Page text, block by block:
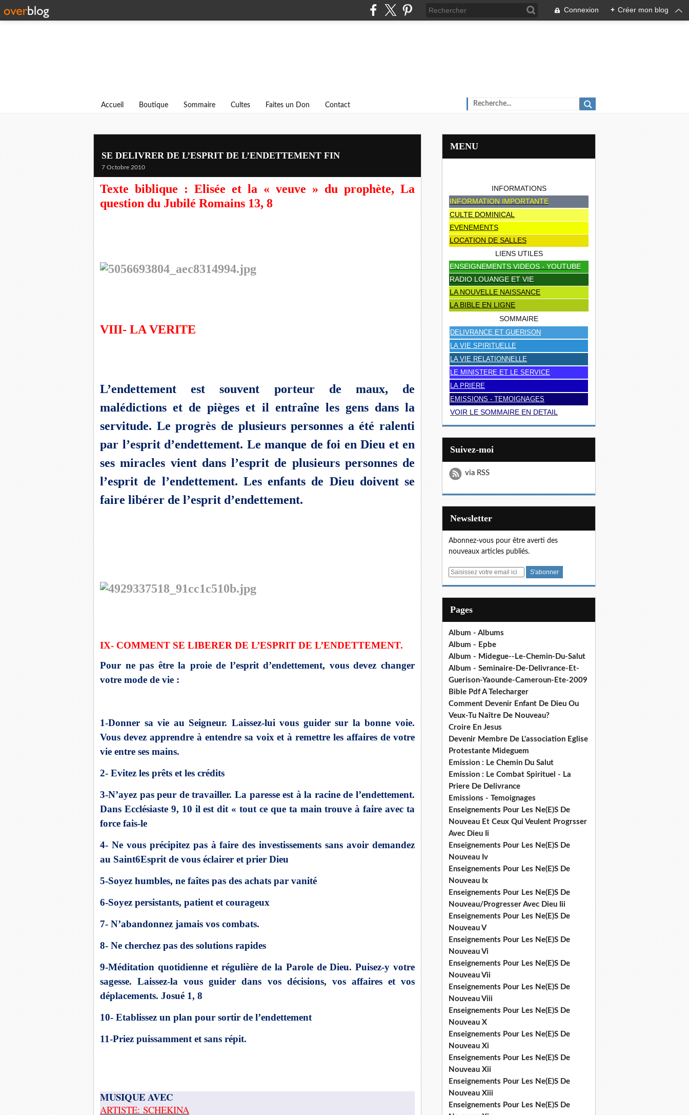
Connexion + Créer mon blog
Accueil Boutique Sommaire Cultes Faites un Don Contact
SE DELIVRER DE L’ESPRIT DE L’ENDETTEMENT FIN
7 Octobre 2010
Texte biblique : Elisée et la « veuve » du prophète, La
question du Jubilé Romains 13, 8
VIII- LA VERITE
L’endettement est souvent porteur de maux, de
malédictions et de pièges et il entraîne les gens dans la
servitude. Le progrès de plusieurs personnes a été ralenti
par l’esprit d’endettement. Le manque de foi en Dieu et en
ses miracles vient dans l’esprit de plusieurs personnes de
l’esprit de l’endettement. Les enfants de Dieu doivent se
faire libérer de l’esprit d’endettement.
IX- COMMENT SE LIBERER DE L’ESPRIT DE L’ENDETTEMENT.
Pour ne pas être la proie de l’esprit d’endettement, vous devez changer
votre mode de vie :
1-Donner sa vie au Seigneur. Laissez-lui vous guider sur la bonne voie.
Vous devez apprendre à entendre sa voix et à remettre les affaires de votre
vie entre ses mains.
2- Evitez les prêts et les crédits
3-N’ayez pas peur de travailler. La paresse est à la racine de l’endettement.
Dans Ecclésiaste 9, 10 il est dit « tout ce que ta main trouve à faire avec ta
force fais-le
4- Ne vous précipitez pas à faire des investissements sans avoir demandez
au Saint6Esprit de vous éclairer et prier Dieu
5-Soyez humbles, ne faîtes pas des achats par vanité
6-Soyez persistants, patient et courageux
7- N’abandonnez jamais vos combats.
8- Ne cherchez pas des solutions rapides
9-Méditation quotidienne et régulière de la Parole de Dieu. Puisez-y votre
sagesse. Laissez-la vous guider dans vos décisions, vos affaires et vos
déplacements. Josué 1, 8
10- Etablissez un plan pour sortir de l’endettement
11-Priez puissamment et sans répit.
MUSIQUE AVEC
ARTISTE: SCHEKINA
MENU
INFORMATIONS
INFORMATION IMPORTANTE
CULTE DOMINICAL
EVENEMENTS
LOCATION DE SALLES
LIENS UTILES
ENSEIGNEMENTS VIDEOS - YOUTUBE
RADIO LOUANGE ET VIE
LA NOUVELLE NAISSANCE
LA BIBLE EN LIGNE
SOMMAIRE
DELIVRANCE ET GUERISON
LA VIE SPIRITUELLE
LA VIE RELATIONNELLE
LE MINISTERE ET LE SERVICE
LA PRIERE
EMISSIONS - TEMOIGNAGES
VOIR LE SOMMAIRE EN DETAIL
Suivez-moi
via RSS
Newsletter
Abonnez-vous pour être averti des
nouveaux articles publiés.
E
Pages
Album - Albums
Album - Epbe
Album - Midegue--Le-Chemin-Du-Salut
Album - Seminaire-De-Delivrance-Et-
Guerison-Yaounde-Cameroun-Ete-2009
Bible Pdf A Telecharger
Comment Devenir Enfant De Dieu Ou
Veux-Tu Naître De Nouveau?
Croire En Jesus
Devenir Membre De L'association Eglise
Protestante Mideguem
Emission : Le Chemin Du Salut
Emission : Le Combat Spirituel - La
Priere De Delivrance
Emissions - Temoignages
Enseignements Pour Les Ne(E)S De
Nouveau Et Ceux Qui Veulent Progrsser
Avec Dieu Ii
Enseignements Pour Les Ne(E)S De
Nouveau Iv
Enseignements Pour Les Ne(E)S De
Nouveau Ix
Enseignements Pour Les Ne(E)S De
Nouveau/Progresser Avec Dieu Iii
Enseignements Pour Les Ne(E)S De
Nouveau V
Enseignements Pour Les Ne(E)S De
Nouveau Vi
Enseignements Pour Les Ne(E)S De
Nouveau Vii
Enseignements Pour Les Ne(E)S De
Nouveau Viii
Enseignements Pour Les Ne(E)S De
Nouveau X
Enseignements Pour Les Ne(E)S De
Nouveau Xi
Enseignements Pour Les Ne(E)S De
Nouveau Xii
Enseignements Pour Les Ne(E)S De
Nouveau Xiii
Enseignements Pour Les Ne(E)S De